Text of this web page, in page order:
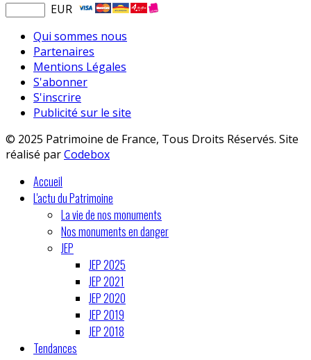
EUR
Qui sommes nous
Partenaires
Mentions Légales
S'abonner
S'inscrire
Publicité sur le site
© 2025 Patrimoine de France, Tous Droits Réservés. Site
réalisé parCodebox
Accueil
L'actu du Patrimoine
La vie de nos monuments
Nos monuments en danger
JEP
JEP 2025
JEP 2021
JEP 2020
JEP 2019
JEP 2018
Tendances